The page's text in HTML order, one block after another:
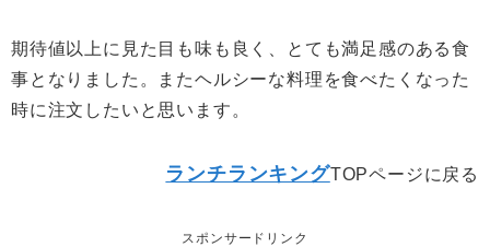
期待値以上に見た目も味も良く、とても満足感のある食
事となりました。またヘルシーな料理を食べたくなった
時に注文したいと思います。
ランチランキングTOPページに戻る
スポンサードリンク